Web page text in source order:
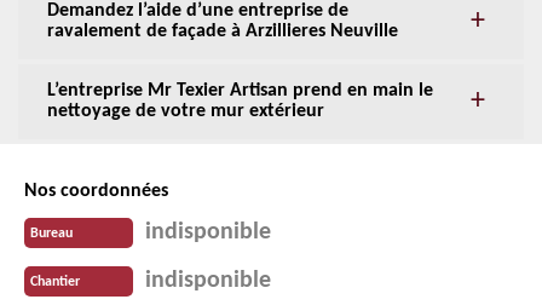
Demandez l’aide d’une entreprise de
ravalement de façade à Arzillieres Neuville
L’entreprise Mr Texier Artisan prend en main le
nettoyage de votre mur extérieur
Nos coordonnées
Bureau indisponible
Chantier indisponible